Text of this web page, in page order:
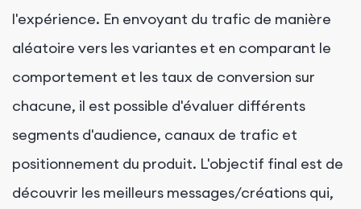
l'expérience. En envoyant du trafic de manière
aléatoire vers les variantes et en comparant le
comportement et les taux de conversion sur
chacune, il est possible d'évaluer différents
segments d'audience, canaux de trafic et
positionnement du produit. L'objectif final est de
découvrir les meilleurs messages/créations qui,